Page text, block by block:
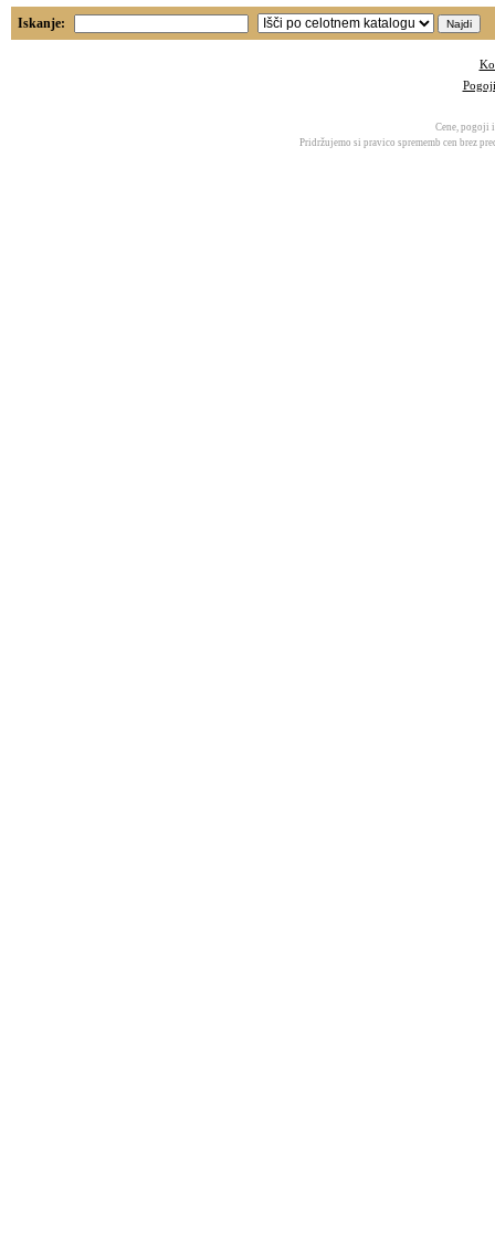
Iskanje:
Cene, pogoji
Pridržujemo si pravico sprememb cen brez